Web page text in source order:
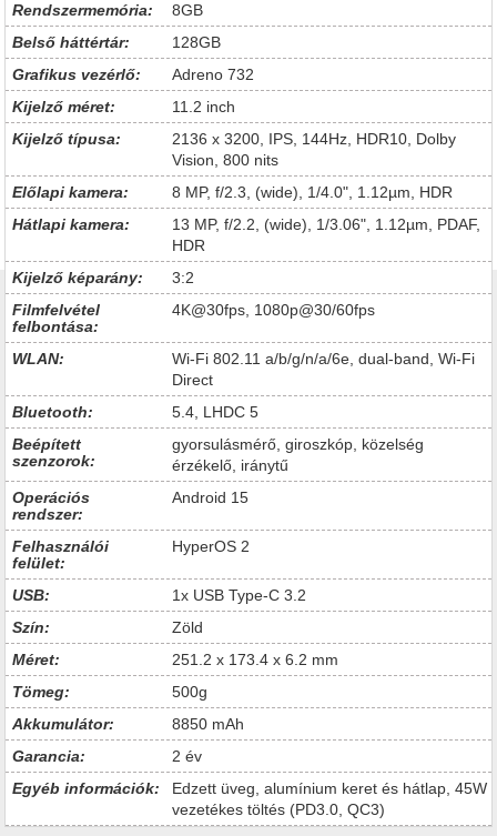
Rendszermemória:
8GB
Belső háttértár:
128GB
Grafikus vezérlő:
Adreno 732
Kijelző méret:
11.2 inch
Kijelző típusa:
2136 x 3200, IPS, 144Hz, HDR10, Dolby
Vision, 800 nits
Előlapi kamera:
8 MP, f/2.3, (wide), 1/4.0", 1.12µm, HDR
Hátlapi kamera:
13 MP, f/2.2, (wide), 1/3.06", 1.12µm, PDAF,
HDR
Kijelző képarány:
3:2
Filmfelvétel
felbontása:
4K@30fps, 1080p@30/60fps
WLAN:
Wi-Fi 802.11 a/b/g/n/a/6e, dual-band, Wi-Fi
Direct
Bluetooth:
5.4, LHDC 5
Beépített
szenzorok:
gyorsulásmérő, giroszkóp, közelség
érzékelő, iránytű
Operációs
rendszer:
Android 15
Felhasználói
felület:
HyperOS 2
USB:
1x USB Type-C 3.2
Szín:
Zöld
Méret:
251.2 x 173.4 x 6.2 mm
Tömeg:
500g
Akkumulátor:
8850 mAh
Garancia:
2 év
Egyéb információk:
Edzett üveg, alumínium keret és hátlap, 45W
vezetékes töltés (PD3.0, QC3)